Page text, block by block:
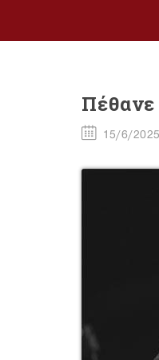
15/6/2025